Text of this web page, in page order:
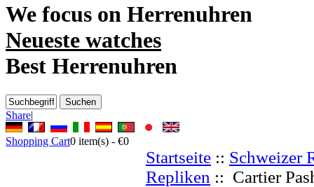
We focus on Herrenuhren
Neueste watches
Best Herrenuhren
Share|
Shopping Cart0 item(s) - €0
Startseite :: Schweizer
Repliken :: Cartier